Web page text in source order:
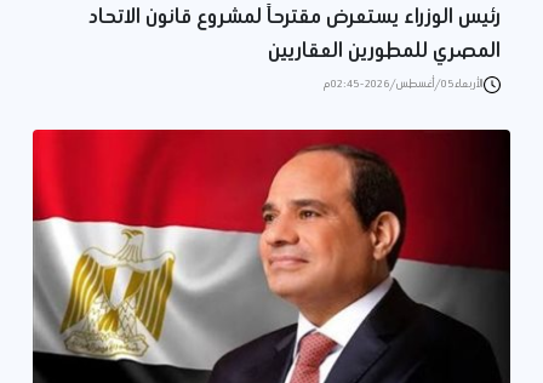
رئيس الوزراء يستعرض مقترحاً لمشروع قانون الاتحاد
المصري للمطورين العقاريين
الأربعاء 05/أغسطس/2026 - 02:45 م